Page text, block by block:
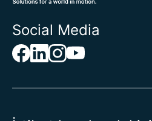
Social Media